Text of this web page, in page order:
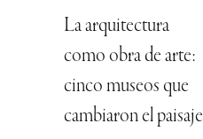
La arquitectura
como obra de arte:
cinco museos que
cambiaron el paisaje